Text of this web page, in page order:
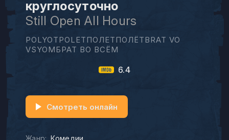
круглосуточно
Still Open All Hours
POLYOTPOLETПОЛЕТПОЛЁТBRAT VO
VSYOMБРАТ ВО ВСЁМ
6.4
Жанр: Комедии
Смотреть онлайн